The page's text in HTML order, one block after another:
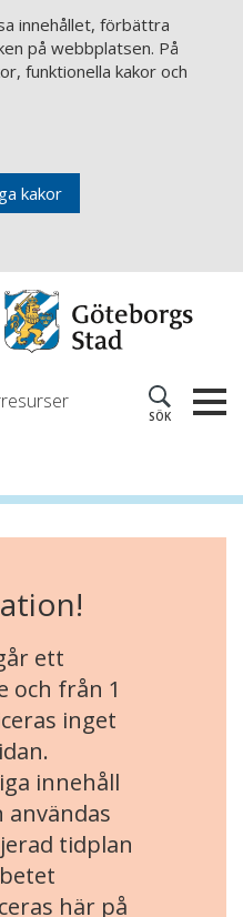
innehållet, förbättra
på webbplatsen. På
funktionella kakor och
kakor
SÖK
ett
och från 1
inget
innehåll
användas
tidplan
här på